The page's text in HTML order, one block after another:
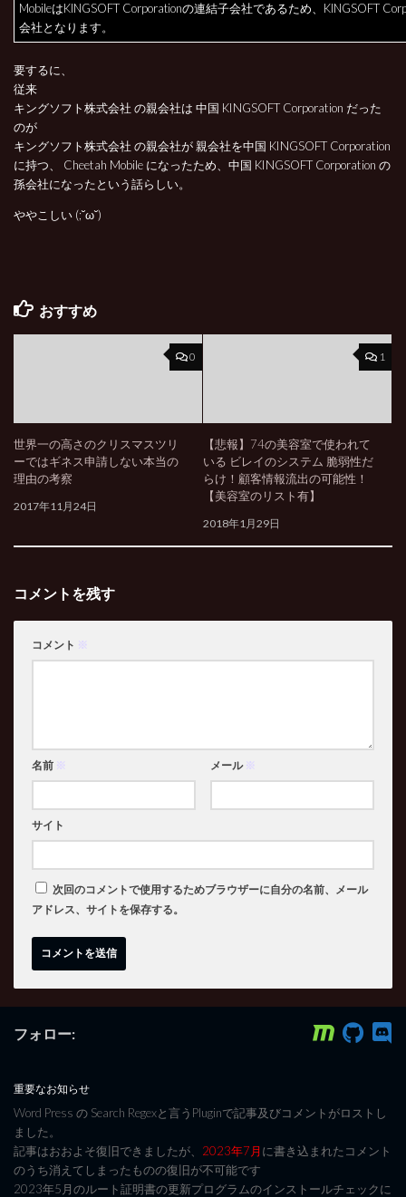
MobileはKINGSOFT Corporationの連結子会社であるため、KINGSOFT
会社となります。
要するに、
従来
キングソフト株式会社 の親会社は 中国 KINGSOFT Corporation だった
のが
キングソフト株式会社 の親会社が 親会社を中国 KINGSOFT Corporation
に持つ、 Cheetah Mobile になったため、中国 KINGSOFT Corporation の
孫会社になったという話らしい。
ややこしい (;˘ω˘)
おすすめ
0
世界一の高さのクリスマスツリ
ーではギネス申請しない本当の
理由の考察
2017年11月24日
1
【悲報】74の美容室で使われて
いる ビレイのシステム 脆弱性だ
らけ！顧客情報流出の可能性！
【美容室のリスト有】
2018年1月29日
コメントを残す
コメント ※
名前 ※ メール ※
サイト
次回のコメントで使用するためブラウザーに自分の名前、メール
アドレス、サイトを保存する。
フォロー:
重要なお知らせ
Word Press の Search Regexと言うPluginで記事及びコメントがロストし
ました。
記事はおおよそ復旧できましたが、 2023年7月に書き込まれたコメント
のうち消えてしまったものの復旧が不可能です
2023年5月のルート証明書の更新プログラムのインストールチェックに